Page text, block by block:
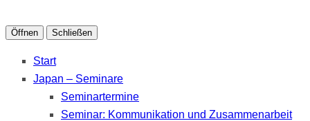
Öffnen Schließen
Start
Japan – Seminare
Seminartermine
Seminar: Kommunikation und Zusammenarbeit